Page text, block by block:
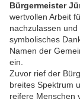
Bürgermeister
wertvollen Arbeit
nachzulassen
symbolisches
Namen der
ein.
Zuvor rief der
breites Spektrum
reifere Menschen